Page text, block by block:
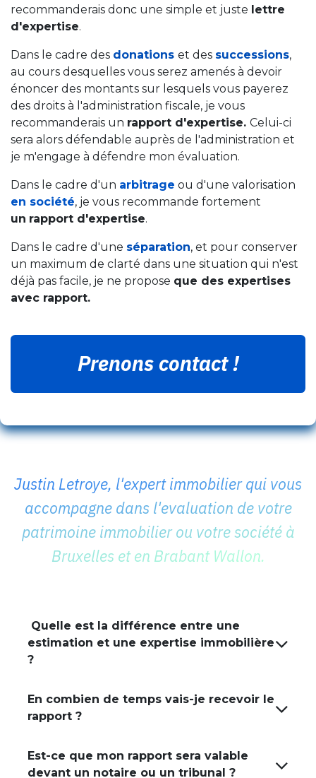
recommanderais donc une simple et juste lettre
d'expertise.
Dans le cadre des donations et des successions,
au cours desquelles vous serez amenés à devoir
énoncer des montants sur lesquels vous payerez
des droits à l'administration fiscale, je vous
recommanderais un rapport d'expertise. Celui-ci
sera alors défendable auprès de l'administration et
je m'engage à défendre mon évaluation.
Dans le cadre d'un arbitrage ou d'une valorisation
en société, je vous recommande fortement
un rapport d'expertise.
Dans le cadre d'une séparation, et pour conserver
un maximum de clarté dans une situation qui n'est
déjà pas facile, je ne propose que des expertises
avec rapport.
Prenons contact !
Justin Letroye, l'expert immobilier qui vous
accompagne dans l'evaluation de votre
patrimoine immobilier ou votre société à
Bruxelles et en Brabant Wallon.
Quelle est la différence entre une
estimation et une expertise immobilière
?
En combien de temps vais-je recevoir le
Est-ce que mon rapport sera valable